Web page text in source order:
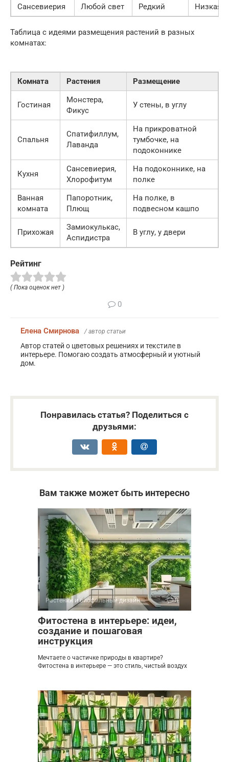
Сансевиерия Любой свет Редкий Низкая
Таблица с идеями размещения растений в разных
комнатах:
Комната Растения Размещение
Гостиная
Монстера,
Фикус
У стены, в углу
Спальня
Спатифиллум,
Лаванда
На прикроватной
тумбочке, на
подоконнике
Кухня
Сансевиерия,
Хлорофитум
На подоконнике, на
полке
Ванная
комната
Папоротник,
Плющ
На полке, в
подвесном кашпо
Прихожая
Замиокулькас,
Аспидистра
В углу, у двери
Рейтинг
( Пока оценок нет )
0
Елена Смирнова / автор статьи
Автор статей о цветовых решениях и текстиле в
интерьере. Помогаю создать атмосферный и уютный
дом.
Понравилась статья? Поделиться с
друзьями:
Вам также может быть интересно
Растения и биофильный дизайн 0
Фитостена в интерьере: идеи,
создание и пошаговая
инструкция
Мечтаете о частичке природы в квартире?
Фитостена в интерьере — это стиль, чистый воздух